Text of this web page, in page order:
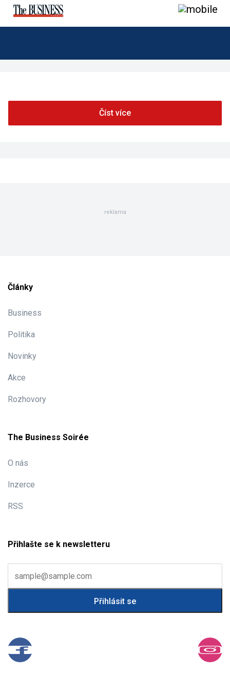
Číst více
reklama
Články
Business
Politika
Novinky
Akce
Rozhovory
The Business Soirée
O nás
Inzerce
RSS
Přihlašte se k newsletteru